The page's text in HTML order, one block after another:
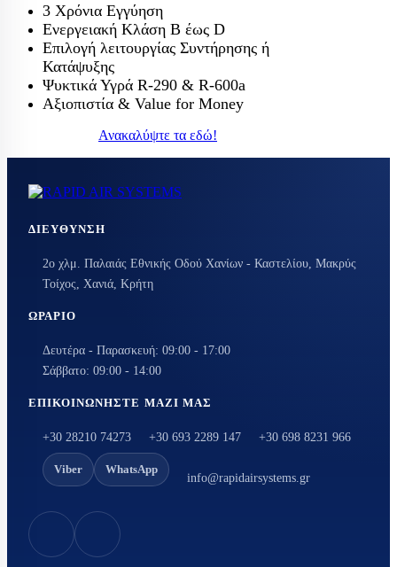
3 Χρόνια Εγγύηση
Ενεργειακή Κλάση Β έως D
Επιλογή λειτουργίας Συντήρησης ή
Κατάψυξης
Ψυκτικά Υγρά R-290 & R-600a
Αξιοπιστία & Value for Money
Ανακαλύψτε τα εδώ!
ΔΙΕΎΘΥΝΣΗ
2ο χλμ. Παλαιάς Εθνικής Οδού Χανίων - Καστελίου, Μακρύς
Τοίχος, Χανιά, Κρήτη
ΩΡΆΡΙΟ
Δευτέρα - Παρασκευή: 09:00 - 17:00
Σάββατο: 09:00 - 14:00
ΕΠΙΚΟΙΝΩΝΉΣΤΕ ΜΑΖΊ ΜΑΣ
+30 28210 74273 +30 693 2289 147 +30 698 8231 966
Viber WhatsApp
info@rapidairsystems.gr